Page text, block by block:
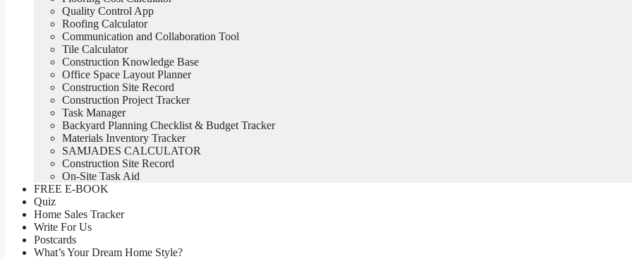
Quality Control App
Roofing Calculator
Communication and Collaboration Tool
Tile Calculator
Construction Knowledge Base
Office Space Layout Planner
Construction Site Record
Construction Project Tracker
Task Manager
Backyard Planning Checklist & Budget Tracker
Materials Inventory Tracker
SAMJADES CALCULATOR
Construction Site Record
On-Site Task Aid
FREE E-BOOK
Quiz
Home Sales Tracker
Write For Us
Postcards
What’s Your Dream Home Style?